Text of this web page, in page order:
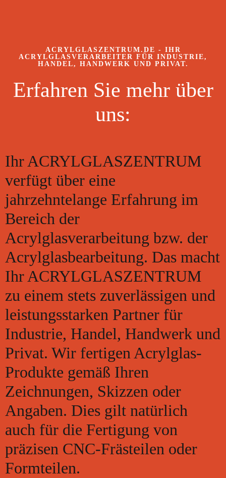
ACRYLGLASZENTRUM.DE - IHR
ACRYLGLASVERARBEITER FÜR INDUSTRIE,
HANDEL, HANDWERK UND PRIVAT.
Erfahren Sie mehr über
uns:
Ihr ACRYLGLASZENTRUM
verfügt über eine
jahrzehntelange Erfahrung im
Bereich der
Acrylglasverarbeitung bzw. der
Acrylglasbearbeitung. Das macht
Ihr ACRYLGLASZENTRUM
zu einem stets zuverlässigen und
leistungsstarken Partner für
Industrie, Handel, Handwerk und
Privat. Wir fertigen Acrylglas-
Produkte gemäß Ihren
Zeichnungen, Skizzen oder
Angaben. Dies gilt natürlich
auch für die Fertigung von
präzisen CNC-Frästeilen oder
Formteilen.